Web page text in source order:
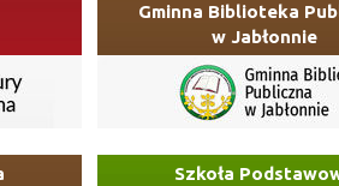
Gminna Biblioteka
w Jabłonnie
Szkoła